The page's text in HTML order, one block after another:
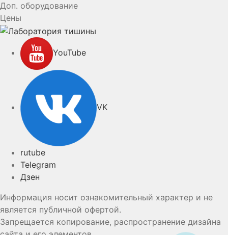
Доп. оборудование
Цены
YouTube
VK
rutube
Telegram
Дзен
Информация носит ознакомительный характер и не
является публичной офертой.
Запрещается копирование, распространение дизайна